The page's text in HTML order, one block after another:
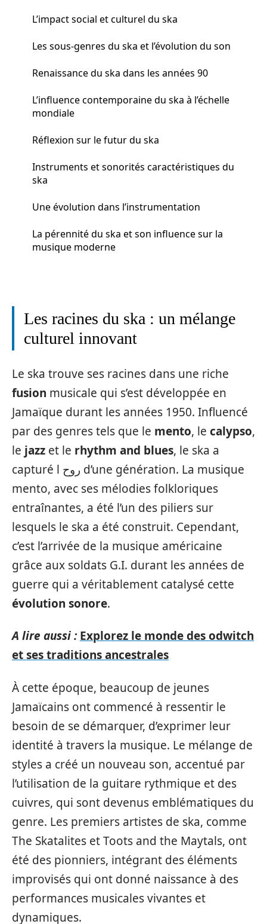
L’impact social et culturel du ska
Les sous-genres du ska et l’évolution du son
Renaissance du ska dans les années 90
L’influence contemporaine du ska à l’échelle
mondiale
Réflexion sur le futur du ska
Instruments et sonorités caractéristiques du
ska
Une évolution dans l’instrumentation
La pérennité du ska et son influence sur la
musique moderne
Les racines du ska : un mélange
culturel innovant
Le ska trouve ses racines dans une riche
fusion musicale qui s’est développée en
Jamaïque durant les années 1950. Influencé
par des genres tels que le mento, le calypso,
le jazz et le rhythm and blues, le ska a
capturé l روح d’une génération. La musique
mento, avec ses mélodies folkloriques
entraînantes, a été l’un des piliers sur
lesquels le ska a été construit. Cependant,
c’est l’arrivée de la musique américaine
grâce aux soldats G.I. durant les années de
guerre qui a véritablement catalysé cette
évolution sonore.
A lire aussi : Explorez le monde des odwitch
et ses traditions ancestrales
À cette époque, beaucoup de jeunes
Jamaïcains ont commencé à ressentir le
besoin de se démarquer, d’exprimer leur
identité à travers la musique. Le mélange de
styles a créé un nouveau son, accentué par
l’utilisation de la guitare rythmique et des
cuivres, qui sont devenus emblématiques du
genre. Les premiers artistes de ska, comme
The Skatalites et Toots and the Maytals, ont
été des pionniers, intégrant des éléments
improvisés qui ont donné naissance à des
performances musicales vivantes et
dynamiques.